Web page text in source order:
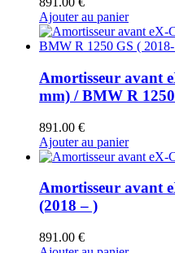
Ajouter au panier
Amortisseur avant
mm) / BMW R
891.00 €
Ajouter au panier
Amortisseur avant
(2018 – )
891.00 €